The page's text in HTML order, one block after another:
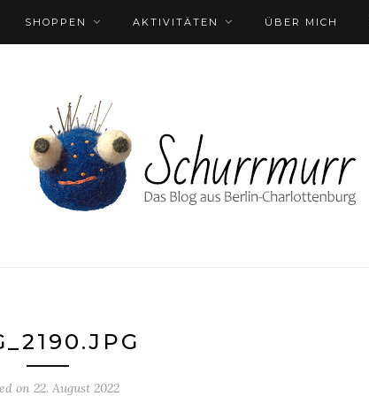
SHOPPEN AKTIVITÄTEN ÜBER MICH
on 22. August 2022